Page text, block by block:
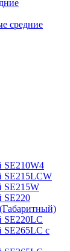
средние
SE210W4
SE215LCW
SE215W
SE220
SE220LC
SE265LC с